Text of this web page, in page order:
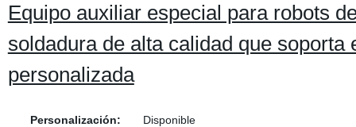
Equipo auxiliar especial para robots
soldadura de alta calidad que
personalizada
Personalización:
Disponible